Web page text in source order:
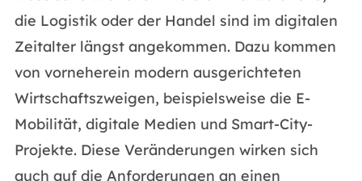
die Logistik oder der Handel sind im digitalen
Zeitalter längst angekommen. Dazu kommen
von vorneherein modern ausgerichteten
Wirtschaftszweigen, beispielsweise die E-
Mobilität, digitale Medien und Smart-City-
Projekte. Diese Veränderungen wirken sich
auch auf die Anforderungen an einen